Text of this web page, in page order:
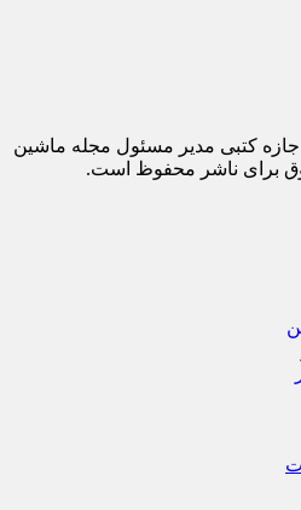
کتبی مدیر مسئول مجله ماشین
برای ناشر محفوظ است.